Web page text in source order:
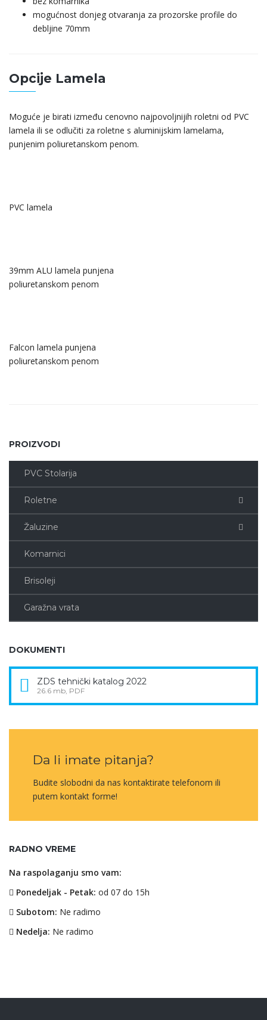
mogućnost donjeg otvaranja za prozorske profile do
debljine 70mm
Opcije Lamela
Moguće je birati između cenovno najpovoljnijih roletni od PVC
lamela ili se odlučiti za roletne s aluminijskim lamelama,
punjenim poliuretanskom penom.
PVC lamela
39mm ALU lamela punjena
poliuretanskom penom
Falcon lamela punjena
poliuretanskom penom
PROIZVODI
PVC Stolarija
Roletne
Žaluzine
Komarnici
Brisoleji
Garažna vrata
DOKUMENTI
ZDS tehnički katalog 2022
26.6 mb, PDF
Da li imate pitanja?
Budite slobodni da nas kontaktirate telefonom ili
putem kontakt forme!
RADNO VREME
Na raspolaganju smo vam:
Ponedeljak - Petak: od 07 do 15h
Subotom: Ne radimo
Nedelja: Ne radimo